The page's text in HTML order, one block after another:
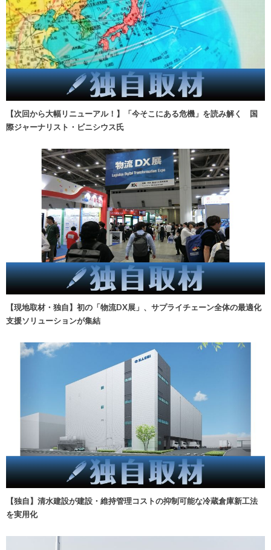
【次回から大幅リニューアル！】「今そこにある危機」を読み解く 国
際ジャーナリスト・ビニシウス氏
【現地取材・独自】初の「物流DX展」、サプライチェーン全体の最適化
支援ソリューションが集結
【独自】清水建設が建設・維持管理コストの抑制可能な冷蔵倉庫新工法
を実用化